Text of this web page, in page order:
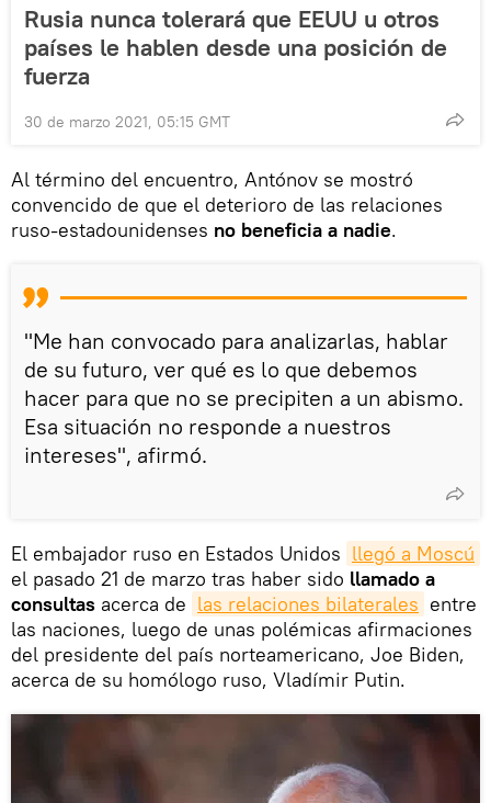
Rusia nunca tolerará que EEUU u otros
países le hablen desde una posición de
fuerza
30 de marzo 2021, 05:15 GMT
Al término del encuentro, Antónov se mostró
convencido de que el deterioro de las relaciones
ruso-estadounidenses no beneficia a nadie.
"Me han convocado para analizarlas, hablar
de su futuro, ver qué es lo que debemos
hacer para que no se precipiten a un abismo.
Esa situación no responde a nuestros
intereses", afirmó.
El embajador ruso en Estados Unidos llegó a Moscú
el pasado 21 de marzo tras haber sido llamado a
consultas acerca de las relaciones bilaterales entre
las naciones, luego de unas polémicas afirmaciones
del presidente del país norteamericano, Joe Biden,
acerca de su homólogo ruso, Vladímir Putin.